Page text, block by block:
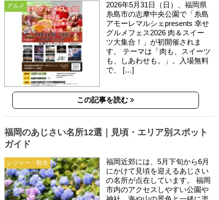
グルメ
2026年5月31日（日）、福岡県
糸島市の志摩中央公園で「糸島
アモーレマルシェpresents 幸せ
グルメフェス2026 肉＆スイー
ツ大集合！」が初開催されま
す。 テーマは「肉も、スイーツ
も、しあわせも。」。入場無料
で、 […]
この記事を読む
レジャー・観光
福岡のあじさい名所12選｜見頃・エリア別スポット
ガイド
福岡近郊には、5月下旬から6月
にかけて見頃を迎えるあじさい
の名所が点在しています。 福岡
市内のアクセスしやすい公園や